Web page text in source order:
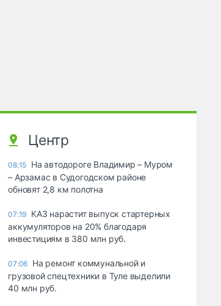
Центр
08:15 На автодороге Владимир – Муром
– Арзамас в Судогодском районе
обновят 2,8 км полотна
07:19 КАЗ нарастит выпуск стартерных
аккумуляторов на 20% благодаря
инвестициям в 380 млн руб.
07:06 На ремонт коммунальной и
грузовой спецтехники в Туле выделили
40 млн руб.